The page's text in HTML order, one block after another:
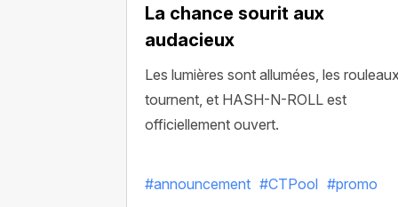
La chance sourit aux
audacieux
Les lumières sont allumées, les
tournent, et HASH-N-ROLL est
officiellement ouvert.
#announcement #CTPool #promo